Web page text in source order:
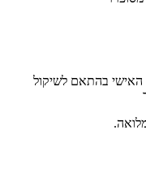
בהתאם לשיקול